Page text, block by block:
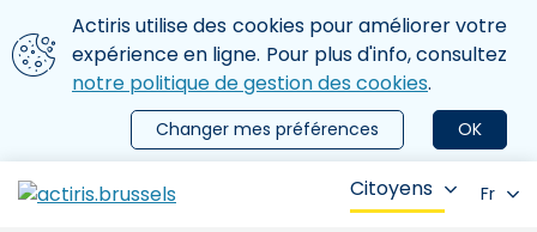
Aller au contenu principal
Nous utilisons des cookies
Actiris utilise des cookies pour améliorer votre
expérience en ligne. Pour plus d'info, consultez
notre politique de gestion des cookies.
OK
Changer mes préférences
le menu
Citoyens Fr